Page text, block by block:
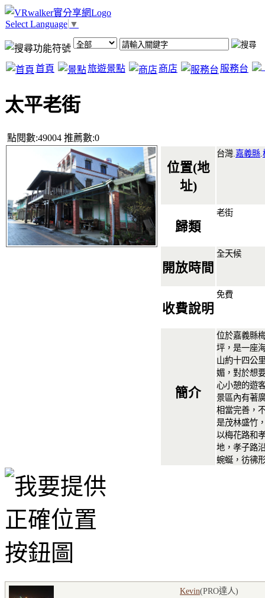
Select Language ▼
首頁 旅遊景點 商店 服務台
太平老街
點閱數:49004 推薦數:0
位置(地
址)
台灣. 嘉義縣
歸類
老街
開放時間
全天候
收費說明
免費
簡介
位於嘉義縣
坪，是一座
山約十四公
媚，對於想
心小憩的遊
景區內有著
相當完善，
是茂林盛竹
以梅花路和
地，孝子路
蜿蜒，彷彿
Kevin(PRO達人)